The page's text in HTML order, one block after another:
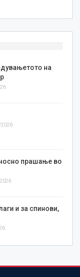
на
прашање во
и за спинови,